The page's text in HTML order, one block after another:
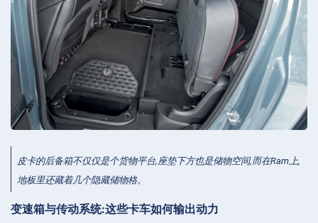
皮卡的后备箱不仅仅是个货物平台,座垫下方也是储物空间,而在Ram上,
地板里还藏着几个隐藏储物格。
变速箱与传动系统:这些卡车如何输出动力